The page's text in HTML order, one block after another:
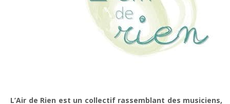
L’Air de Rien est un collectif rassemblant des musiciens,